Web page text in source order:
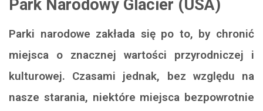
Park Narodowy Glacier (USA)
Parki narodowe zakłada się po to, by chronić
miejsca o znacznej wartości przyrodniczej i
kulturowej. Czasami jednak, bez względu na
nasze starania, niektóre miejsca bezpowrotnie